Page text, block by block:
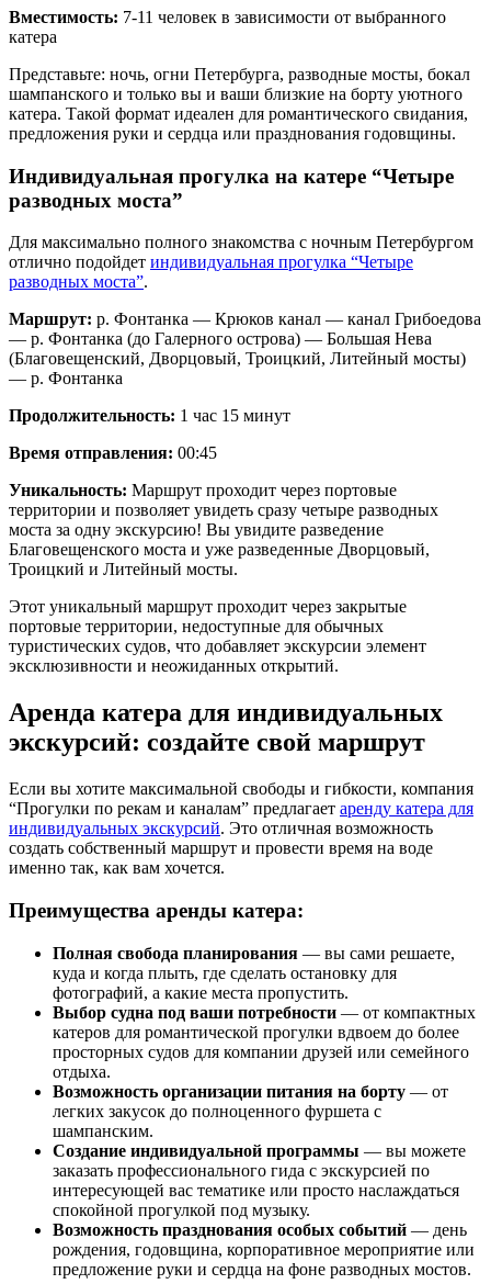
Вместимость: 7-11 человек в зависимости от выбранного
катера
Представьте: ночь, огни Петербурга, разводные мосты, бокал
шампанского и только вы и ваши близкие на борту уютного
катера. Такой формат идеален для романтического свидания,
предложения руки и сердца или празднования годовщины.
Индивидуальная прогулка на катере “Четыре
разводных моста”
Для максимально полного знакомства с ночным Петербургом
отлично подойдет индивидуальная прогулка “Четыре
разводных моста”.
Маршрут: р. Фонтанка — Крюков канал — канал Грибоедова
— р. Фонтанка (до Галерного острова) — Большая Нева
(Благовещенский, Дворцовый, Троицкий, Литейный мосты)
— р. Фонтанка
Продолжительность: 1 час 15 минут
Время отправления: 00:45
Уникальность: Маршрут проходит через портовые
территории и позволяет увидеть сразу четыре разводных
моста за одну экскурсию! Вы увидите разведение
Благовещенского моста и уже разведенные Дворцовый,
Троицкий и Литейный мосты.
Этот уникальный маршрут проходит через закрытые
портовые территории, недоступные для обычных
туристических судов, что добавляет экскурсии элемент
эксклюзивности и неожиданных открытий.
Аренда катера для индивидуальных
экскурсий: создайте свой маршрут
Если вы хотите максимальной свободы и гибкости, компания
“Прогулки по рекам и каналам” предлагает аренду катера для
индивидуальных экскурсий. Это отличная возможность
создать собственный маршрут и провести время на воде
именно так, как вам хочется.
Преимущества аренды катера:
Полная свобода планирования — вы сами решаете,
куда и когда плыть, где сделать остановку для
фотографий, а какие места пропустить.
Выбор судна под ваши потребности — от компактных
катеров для романтической прогулки вдвоем до более
просторных судов для компании друзей или семейного
отдыха.
Возможность организации питания на борту — от
легких закусок до полноценного фуршета с
шампанским.
Создание индивидуальной программы — вы можете
заказать профессионального гида с экскурсией по
интересующей вас тематике или просто наслаждаться
спокойной прогулкой под музыку.
Возможность празднования особых событий — день
рождения, годовщина, корпоративное мероприятие или
предложение руки и сердца на фоне разводных мостов.